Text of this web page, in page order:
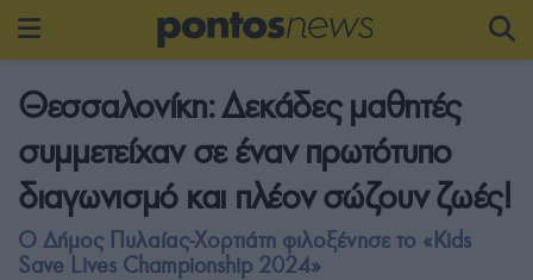
Θεσσαλονίκη: Δεκάδες μαθητές
συμμετείχαν σε έναν πρωτότυπο
διαγωνισμό και πλέον σώζουν ζωές!
Ο Δήμος Πυλαίας-Χορτιάτη φιλοξένησε το «Kids
Save Lives Championship 2024»